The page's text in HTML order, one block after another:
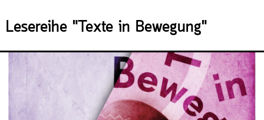
Über uns
Was ist das Pöge-Haus?
Team
Organisation
Mitarbeit
Lesereihe "Texte in Bewegung"